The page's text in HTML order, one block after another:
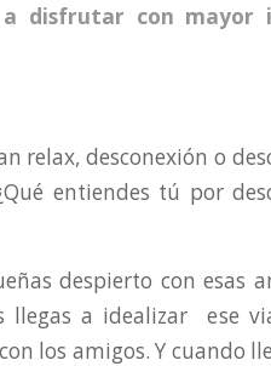
disfrutar con mayor
relax, desconexión o
entiendes tú por
despierto con esas
llegas a idealizar ese
los amigos. Y cuando